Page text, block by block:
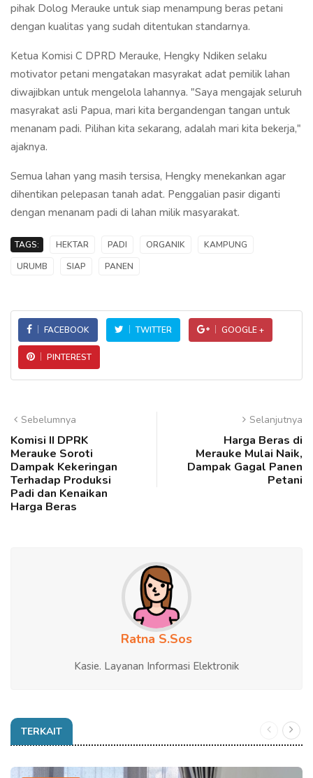
pihak Dolog Merauke untuk siap menampung beras petani
dengan kualitas yang sudah ditentukan standarnya.
Ketua Komisi C DPRD Merauke, Hengky Ndiken selaku
motivator petani mengatakan masyrakat adat pemilik lahan
diwajibkan untuk mengelola lahannya. "Saya mengajak seluruh
masyrakat asli Papua, mari kita bergandengan tangan untuk
menanam padi. Pilihan kita sekarang, adalah mari kita bekerja,"
ajaknya.
Semua lahan yang masih tersisa, Hengky menekankan agar
dihentikan pelepasan tanah adat. Penggalian pasir diganti
dengan menanam padi di lahan milik masyarakat.
TAGS: HEKTAR PADI ORGANIK
KAMPUNG
URUMB
SIAP PANEN
FACEBOOK TWITTER GOOGLE +
PINTEREST
Sebelumnya
Komisi II DPRK
Merauke Soroti
Dampak Kekeringan
Terhadap Produksi
Padi dan Kenaikan
Harga Beras
Selanjutnya
Harga Beras di
Merauke Mulai Naik,
Dampak Gagal Panen
Petani
Ratna S.Sos
Kasie. Layanan Informasi Elektronik
TERKAIT